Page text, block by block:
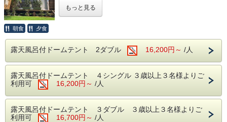
BBQの食材、BBQガスグリル、食器などはすべてご用意い
たします。
各テントごとに、露天風呂・トイレ・シャワー・洗面台を完
備！
ただけます キャンプ区画との同時利用はお断りさせていた
だいております 天竜浜名湖鉄道 遠州森駅より１４時２０
発送迎がございます（予約制）
・牛肉ステーキ／豚肉／鶏肉／ぐるぐるウインナー／川魚の
塩焼き／ガーリックポテト/焼き野菜／焼きおにぎり／焼き
バナナ
もっと見る
朝食 夕食
露天風呂付ドームテント 2ダブル 16,200円～ /人
露天風呂付ドームテント ４シングル ３歳以上３名様よりご
利用可
16,200円～ /人
露天風呂付ドームテント ３ダブル ３歳以上３名様よりご
利用可
16,700円～ /人